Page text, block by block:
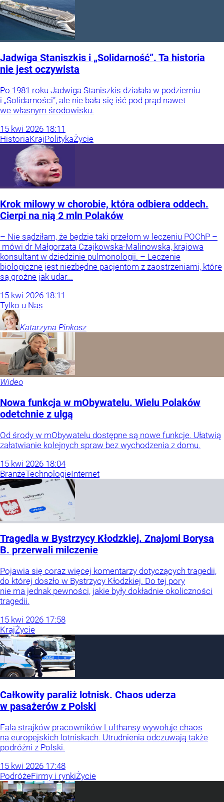
Jadwiga Staniszkis i „Solidarność”. Ta historia
nie jest oczywista
Po 1981 roku Jadwiga Staniszkis działała w podziemiu
i „Solidarności”, ale nie bała się iść pod prąd nawet
we własnym środowisku.
15 kwi 2026 18:11
HistoriaKrajPolitykaŻycie
Krok milowy w chorobie, która odbiera oddech.
Cierpi na nią 2 mln Polaków
– Nie sądziłam, że będzie taki przełom w leczeniu POChP –
mówi dr Małgorzata Czajkowska-Malinowska, krajowa
konsultant w dziedzinie pulmonologii. – Leczenie
biologiczne jest niezbędne pacjentom z zaostrzeniami, które
są groźne jak udar...
15 kwi 2026 18:11
Tylko u Nas
Katarzyna Pinkosz
Wideo
Nowa funkcja w mObywatelu. Wielu Polaków
odetchnie z ulgą
Od środy w mObywatelu dostępne są nowe funkcje. Ułatwią
załatwianie kolejnych spraw bez wychodzenia z domu.
15 kwi 2026 18:04
BranżeTechnologieInternet
Tragedia w Bystrzycy Kłodzkiej. Znajomi Borysa
B. przerwali milczenie
Pojawia się coraz więcej komentarzy dotyczących tragedii,
do której doszło w Bystrzycy Kłodzkiej. Do tej pory
nie ma jednak pewności, jakie były dokładnie okoliczności
tragedii.
15 kwi 2026 17:58
KrajŻycie
Całkowity paraliż lotnisk. Chaos uderza
w pasażerów z Polski
Fala strajków pracowników Lufthansy wywołuje chaos
na europejskich lotniskach. Utrudnienia odczuwają także
podróżni z Polski.
15 kwi 2026 17:48
PodróżeFirmy i rynkiŻycie